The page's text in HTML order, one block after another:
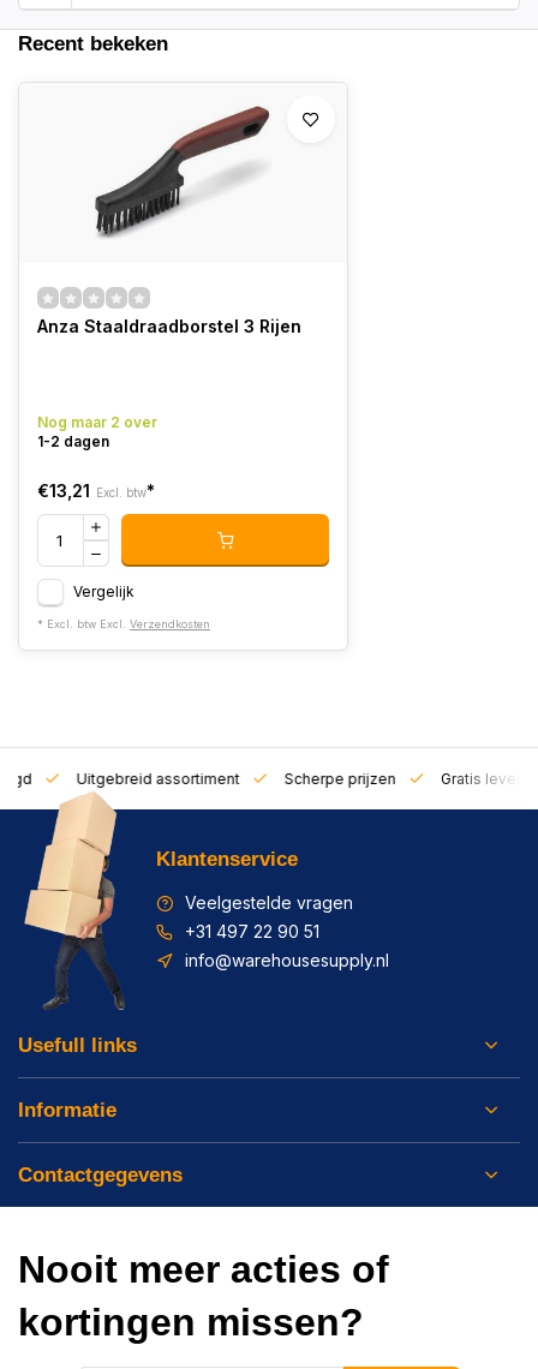
Recent bekeken
Anza Staaldraadborstel 3 Rijen
Nog maar 2 over
1-2 dagen
€13,21 Excl. btw*
Vergelijk
* Excl. btw Excl. Verzendkosten
Uitgebreid assortiment Scherpe prijzen Gratis
Klantenservice
Veelgestelde vragen
+31 497 22 90 51
info@warehousesupply.nl
Usefull links
Informatie
Contactgegevens
Nooit meer acties of
kortingen missen?